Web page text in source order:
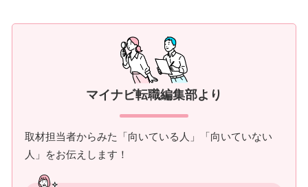
マイナビ転職編集部より
取材担当者からみた「向いている人」「向いていない
人」をお伝えします！